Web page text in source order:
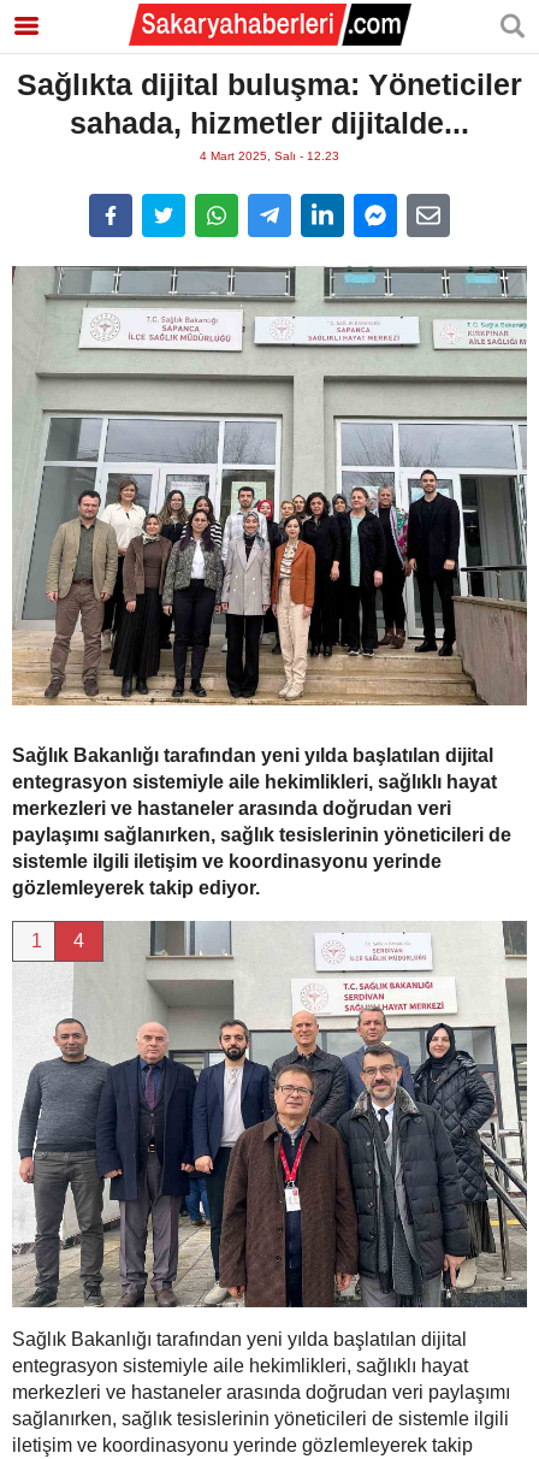
Sağlıkta dijital buluşma: Yöneticiler
sahada, hizmetler dijitalde...
4 Mart 2025, Salı - 12.23
Sağlık Bakanlığı tarafından yeni yılda başlatılan dijital
entegrasyon sistemiyle aile hekimlikleri, sağlıklı hayat
merkezleri ve hastaneler arasında doğrudan veri
paylaşımı sağlanırken, sağlık tesislerinin yöneticileri de
sistemle ilgili iletişim ve koordinasyonu yerinde
gözlemleyerek takip ediyor.
1 4
Sağlık Bakanlığı tarafından yeni yılda başlatılan dijital
entegrasyon sistemiyle aile hekimlikleri, sağlıklı hayat
merkezleri ve hastaneler arasında doğrudan veri paylaşımı
sağlanırken, sağlık tesislerinin yöneticileri de sistemle ilgili
iletişim ve koordinasyonu yerinde gözlemleyerek takip